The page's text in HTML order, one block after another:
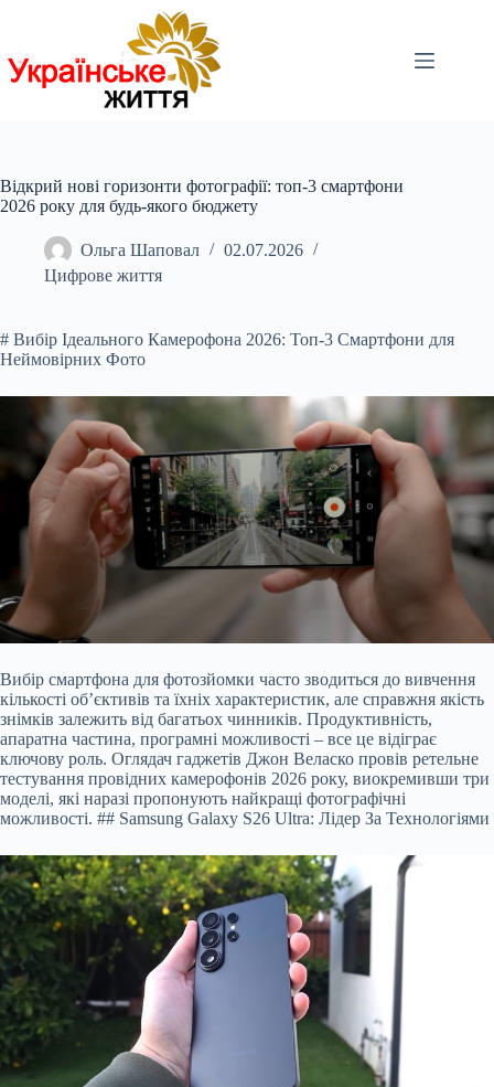
Відкрий нові горизонти фотографії: топ-3 смартфони
2026 року для будь-якого бюджету
Ольга Шаповал
02.07.2026
Цифрове життя
# Вибір Ідеального Камерофона 2026: Топ-3 Смартфони для
Неймовірних Фото
Вибір смартфона для фотозйомки часто зводиться до вивчення
кількості об’єктивів та їхніх характеристик, але справжня якість
знімків залежить від багатьох чинників. Продуктивність,
апаратна частина, програмні можливості – все це відіграє
ключову роль. Оглядач гаджетів Джон Веласко провів ретельне
тестування провідних камерофонів 2026 року, виокремивши три
моделі, які наразі пропонують найкращі фотографічні
можливості. ## Samsung Galaxy S26 Ultra: Лідер За Технологіями